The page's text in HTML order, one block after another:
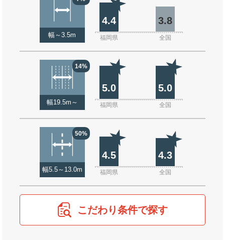
幅～3.5m
4.4 3.8
福岡県 全国
14%
幅19.5m～
5.0 5.0
福岡県 全国
50%
幅5.5～13.0m
4.5 4.3
福岡県 全国
こだわり条件で探す